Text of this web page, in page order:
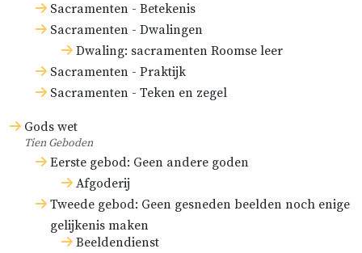
Sacramenten - Betekenis
Sacramenten - Dwalingen
Dwaling: sacramenten Roomse leer
Sacramenten - Praktijk
Sacramenten - Teken en zegel
Gods wet
Tien Geboden
Eerste gebod: Geen andere goden
Afgoderij
Tweede gebod: Geen gesneden beelden noch enige
gelijkenis maken
Beeldendienst